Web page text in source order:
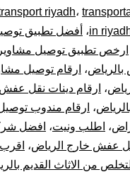
riyadh،
in، أفضل تطبيق
ارخص تطبيق توصيل
، ارقام توصيل
، ارقام دينات نقل عفش
، ارقام مندوب
، اطلب ونيت، افضل
عفش خارج الرياض،
من الاثاث القديم